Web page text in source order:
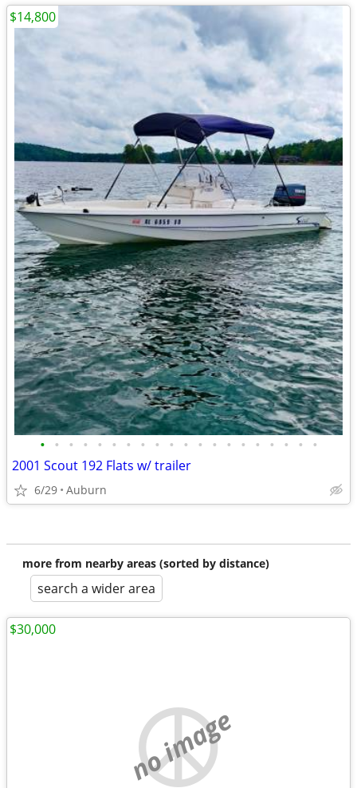
• • • • • • • • • • • • • • • • • • • •
2001 Scout 192 Flats w/ trailer
6/29 Auburn
$14,800
more from nearby areas (sorted by distance)
search a wider area
no image
$30,000